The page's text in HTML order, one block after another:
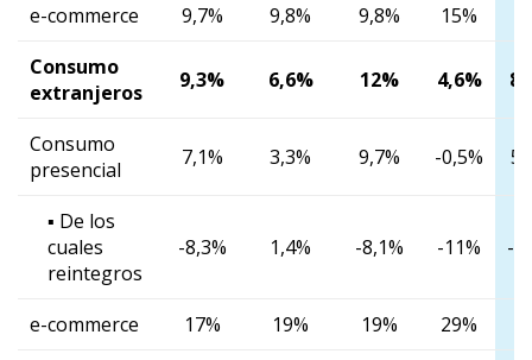
e-commerce
9,7% 9,8% 9,8% 15%
Consumo
extranjeros
9,3% 6,6% 12% 4,6%
Consumo
presencial
7,1% 3,3% 9,7% -0,5%
▪ De los
cuales
reintegros
-8,3% 1,4% -8,1% -11% -
e-commerce 17% 19% 19% 29%